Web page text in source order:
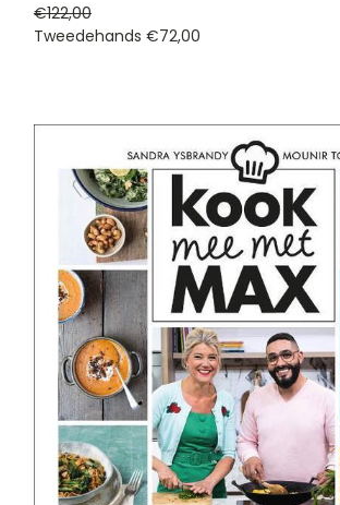
€122,00
Tweedehands €72,00